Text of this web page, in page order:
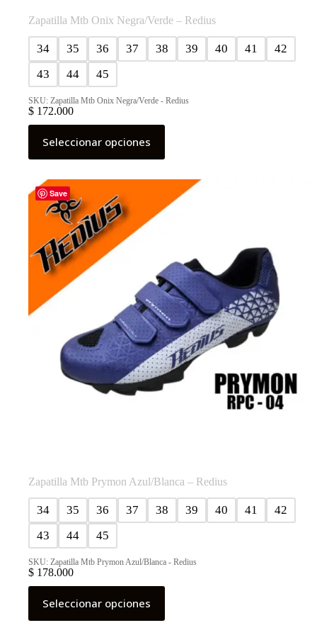
Zapatilla Mtb Onix Negra/Verde – Redius
34 35 36 37 38 39 40 41
42
43
44 45
SKU: Zapatilla Mtb Onix Negra/Verde - Redius
$ 172.000
Seleccionar opciones
Este
producto
tiene
variantes.
Las
opciones
elegir
en
producto
Save
Zapatilla Mtb Prymon Azul/Blanca – Redius
34 35 36 37 38 39 40 41
42
43
44 45
SKU: Zapatilla Mtb Prymon Azul/Blanca - Redius
$ 178.000
Seleccionar opciones
Este
producto
tiene